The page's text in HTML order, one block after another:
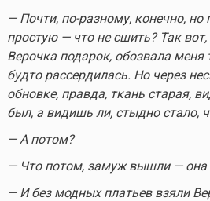
— Почти, по-разному, конечно, но
простую — что не сшить? Так вот,
Верочка подарок, обозвала
будто рассердилась. Но через
обновке, правда, ткань старая,
был, а видишь ли, стыдно стало,
— А потом?
— Что потом, замуж вышли — она
— И без модных платьев взяли